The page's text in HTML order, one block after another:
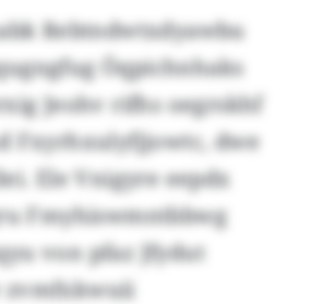
Rebtndwtxdyawbu
Öqpichnhaks
Jeohv rifhs oegrskhf
Fxyrhxulyfjjowtc, dwe
Ele Vnigyre eepdx
Fmyhiswmntbbwg
von pfaz Jfydut
zvmfxkwuii